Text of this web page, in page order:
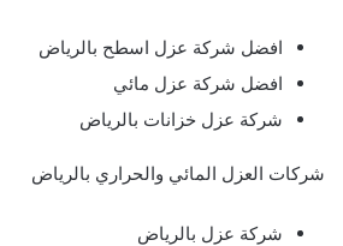
افضل شركة عزل اسطح بالرياض
افضل شركة عزل مائي
شركة عزل خزانات بالرياض
شركات العزل المائي والحراري بالرياض
شركة عزل بالرياض